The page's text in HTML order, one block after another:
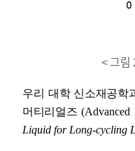
< 그림
우리 대학 신소재공학
머티리얼즈(Advanced
Liquid for Long-cycling